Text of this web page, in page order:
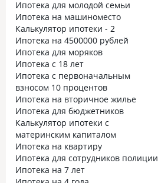
Ипотека для молодой семьи
Ипотека на машиноместо
Калькулятор ипотеки - 2
Ипотека на 4500000 рублей
Ипотека для моряков
Ипотека с 18 лет
Ипотека с первоначальным
взносом 10 процентов
Ипотека на вторичное жилье
Ипотека для бюджетников
Калькулятор ипотеки с
материнским капиталом
Ипотека на квартиру
Ипотека для сотрудников полиции
Ипотека на 7 лет